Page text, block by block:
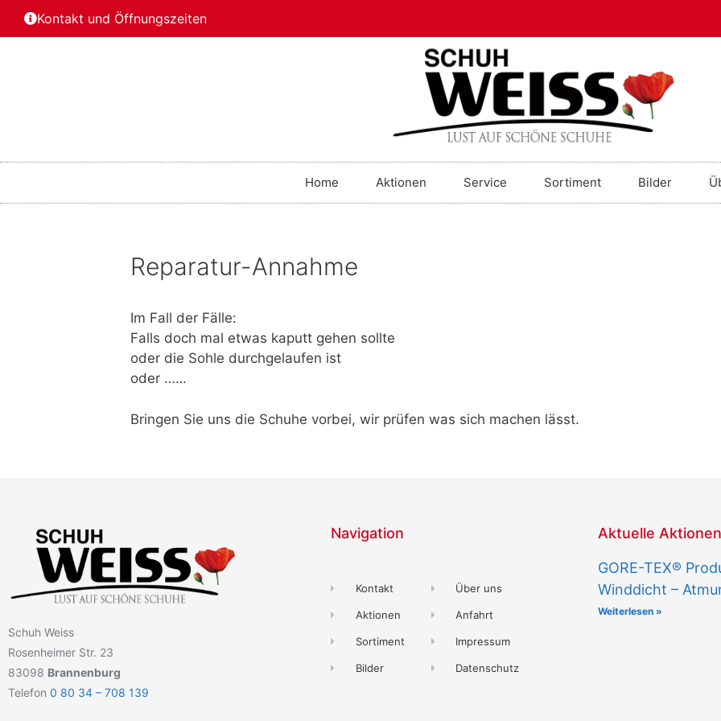
Kontakt und Öffnungszeiten
Home Aktionen Service Sortiment Bilder
Reparatur-Annahme
Im Fall der Fälle:
Falls doch mal etwas kaputt gehen sollte
oder die Sohle durchgelaufen ist
oder ……
Bringen Sie uns die Schuhe vorbei, wir prüfen was sich machen lässt.
Schuh Weiss
Rosenheimer Str. 23
83098 Brannenburg
Telefon 0 80 34 – 708 139
Navigation
Kontakt
Aktionen
Sortiment
Bilder
Über uns
Anfahrt
Impressum
Datenschutz
Aktuelle Aktionen
GORE-TEX®
Winddicht –
Weiterlesen »